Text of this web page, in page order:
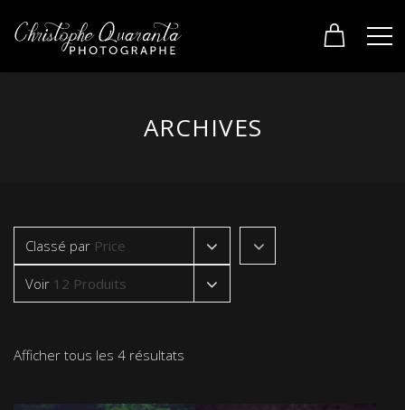
ARCHIVES
Classé par Price
Voir 12 Produits
Afficher tous les 4 résultats